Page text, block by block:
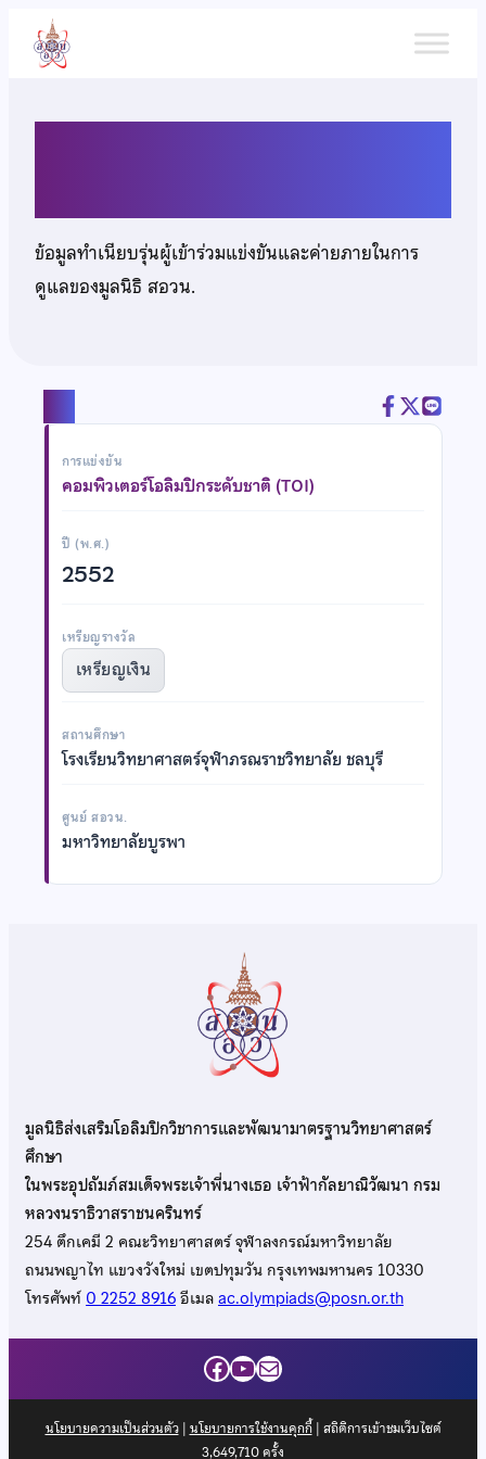
เนื้อหา
ข้อมูลทำเนียบรุ่นผู้เข้าร่วมแข่งขันและค่ายภายในการ
ดูแลของมูลนิธิ สอวน.
การแข่งขัน
คอมพิวเตอร์โอลิมปิกระดับชาติ (TOI)
ปี (พ.ศ.)
2552
เหรียญรางวัล
เหรียญเงิน
สถานศึกษา
โรงเรียนวิทยาศาสตร์จุฬาภรณราชวิทยาลัย ชลบุรี
ศูนย์ สอวน.
มหาวิทยาลัยบูรพา
มูลนิธิส่งเสริมโอลิมปิกวิชาการและพัฒนามาตรฐานวิทยาศาสตร์
ศึกษา
ในพระอุปถัมภ์สมเด็จพระเจ้าพี่นางเธอ เจ้าฟ้ากัลยาณิวัฒนา กรม
หลวงนราธิวาสราชนครินทร์
254 ตึกเคมี 2 คณะวิทยาศาสตร์ จุฬาลงกรณ์มหาวิทยาลัย
ถนนพญาไท แขวงวังใหม่ เขตปทุมวัน กรุงเทพมหานคร 10330
โทรศัพท์0 2252 8916อีเมลac.olympiads@posn.or.th
Facebook
YouTube
Mail
นโยบายความเป็นส่วนตัว| นโยบายการใช้งานคุกกี้| สถิติการเข้าชมเว็บไซต์
3,649,710ครั้ง